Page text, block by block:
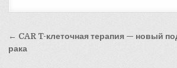
Навигация
по
← CAR T-клеточная терапия — новый
рака